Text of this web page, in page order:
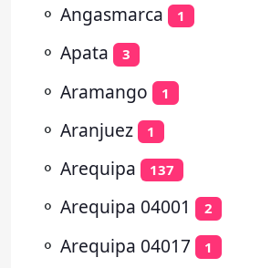
⚬ Angasmarca 1
⚬ Apata 3
⚬ Aramango 1
⚬ Aranjuez 1
⚬ Arequipa 137
⚬ Arequipa 04001 2
⚬ Arequipa 04017 1